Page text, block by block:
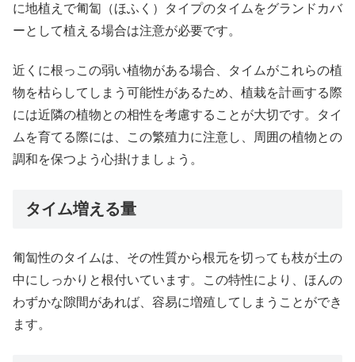
に地植えで匍匐（ほふく）タイプのタイムをグランドカバ
ーとして植える場合は注意が必要です。
近くに根っこの弱い植物がある場合、タイムがこれらの植
物を枯らしてしまう可能性があるため、植栽を計画する際
には近隣の植物との相性を考慮することが大切です。タイ
ムを育てる際には、この繁殖力に注意し、周囲の植物との
調和を保つよう心掛けましょう。
タイム増える量
匍匐性のタイムは、その性質から根元を切っても枝が土の
中にしっかりと根付いています。この特性により、ほんの
わずかな隙間があれば、容易に増殖してしまうことができ
ます。